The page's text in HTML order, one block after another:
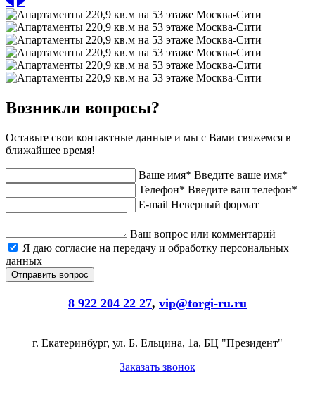
Возникли вопросы?
Оставьте свои контактные данные и мы с Вами свяжемся в
ближайшее время!
Ваше имя* Введите ваше имя*
Телефон* Введите ваш телефон*
E-mail Неверный формат
Ваш вопрос или комментарий
Я даю согласие на передачу и обработку персональных
данных
8 922 204 22 27, vip@torgi-ru.ru
г. Екатеринбург, ул. Б. Ельцина, 1а, БЦ "Президент"
Заказать звонок